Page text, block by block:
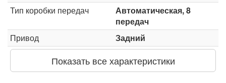
Тип коробки передач
Автоматическая, 8
передач
Привод
Задний
Показать все характеристики